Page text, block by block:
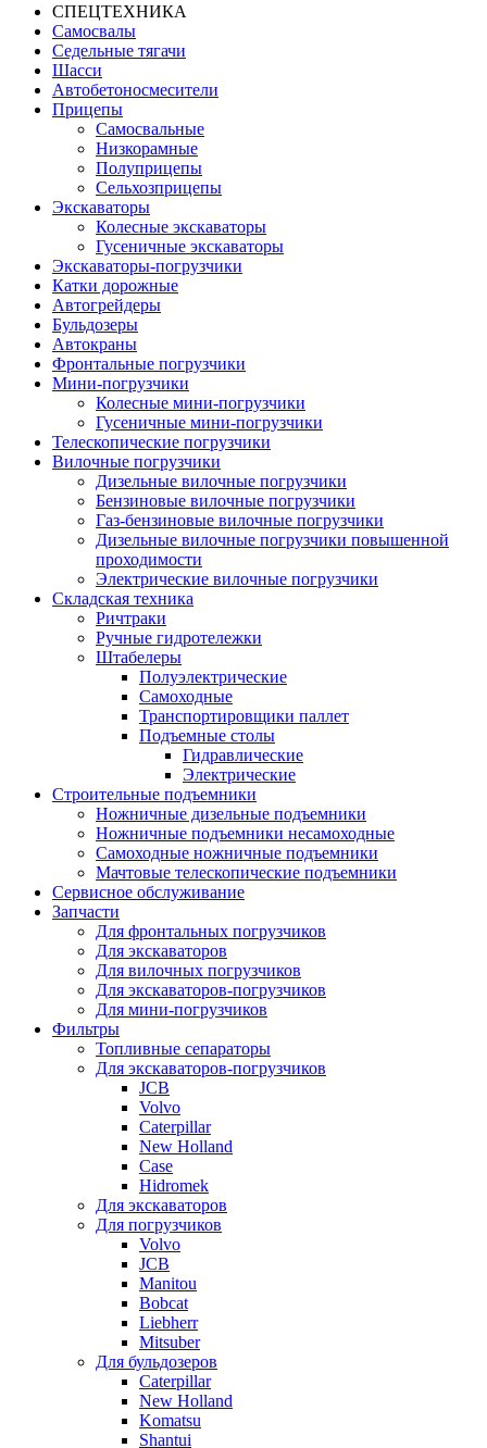
СПЕЦТЕХНИКА
Самосвалы
Седельные тягачи
Шасси
Автобетоно­смесители
Прицепы
Самосвальные
Низкорамные
Полуприцепы
Сельхозприцепы
Экскаваторы
Колесные экскаваторы
Гусеничные экскаваторы
Экскаваторы-погрузчики
Катки дорожные
Автогрейдеры
Бульдозеры
Автокраны
Фронтальные погрузчики
Мини-погрузчики
Колесные мини-погрузчики
Гусеничные мини-погрузчики
Телескопические погрузчики
Вилочные погрузчики
Дизельные вилочные погрузчики
Бензиновые вилочные погрузчики
Газ-бензиновые вилочные погрузчики
Дизельные вилочные погрузчики повышенной
проходимости
Электрические вилочные погрузчики
Складская техника
Ричтраки
Ручные гидротележки
Штабелеры
Полуэлектрические
Самоходные
Транспортировщики паллет
Подъемные столы
Гидравлические
Электрические
Строительные подъемники
Ножничные дизельные подъемники
Ножничные подъемники несамоходные
Самоходные ножничные подъемники
Мачтовые телескопические подъемники
Сервисное обслуживание
Запчасти
Для фронтальных погрузчиков
Для экскаваторов
Для вилочных погрузчиков
Для экскаваторов-погрузчиков
Для мини-погрузчиков
Фильтры
Топливные сепараторы
Для экскаваторов-погрузчиков
JCB
Volvo
Caterpillar
New Holland
Case
Hidromek
Для экскаваторов
Для погрузчиков
Volvo
JCB
Manitou
Bobcat
Liebherr
Mitsuber
Для бульдозеров
Caterpillar
New Holland
Komatsu
Shantui